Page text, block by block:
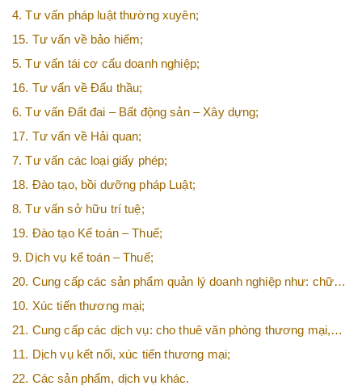
4. Tư vấn pháp luật thường xuyên;
15. Tư vấn về bảo hiểm;
5. Tư vấn tái cơ cấu doanh nghiệp;
16. Tư vấn về Đấu thầu;
6. Tư vấn Đất đai – Bất động sản – Xây dựng;
17. Tư vấn về Hải quan;
7. Tư vấn các loại giấy phép;
18. Đào tạo, bồi dưỡng pháp Luật;
8. Tư vấn sở hữu trí tuệ;
19. Đào tạo Kế toán – Thuế;
9. Dịch vụ kế toán – Thuế;
20. Cung cấp các sản phẩm quản lý doanh nghiệp như: chữ
ký số, hóa đơn điện tử, BHXH,…vv
10. Xúc tiến thương mại;
21. Cung cấp các dịch vụ: cho thuê văn phòng thương mại,
văn phòng ảo, văn phòng chia sẻ…vv
11. Dịch vụ kết nối, xúc tiến thương mại;
22. Các sản phẩm, dịch vụ khác.